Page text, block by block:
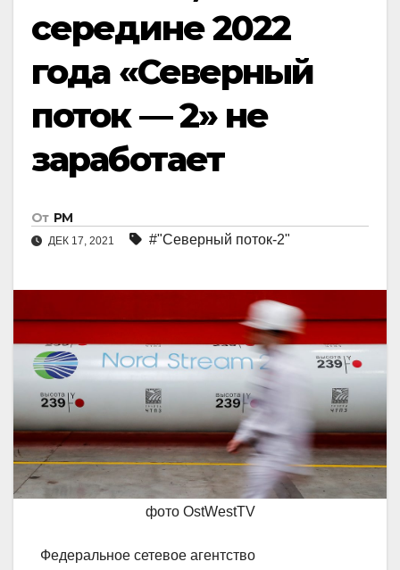
середине 2022
года «Северный
поток — 2» не
заработает
От РМ
ДЕК 17, 2021 #"Северный поток-2"
фото OstWestTV
Федеральное сетевое агентство